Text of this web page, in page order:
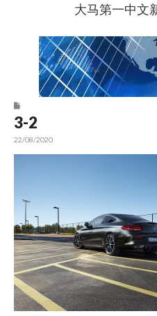
9点股票
大马第一中文
3-2
22/08/2020